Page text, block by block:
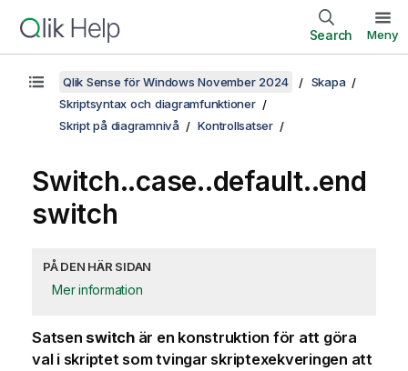
Search Meny
Qlik Sense för Windows November 2024
Skapa
Skriptsyntax och diagramfunktioner
Skript på diagramnivå
Kontrollsatser
Switch..case..default..end
switch
PÅ DEN HÄR SIDAN
Mer information
Satsen switchär en konstruktion för att göra
val i skriptet som tvingar skriptexekveringen att